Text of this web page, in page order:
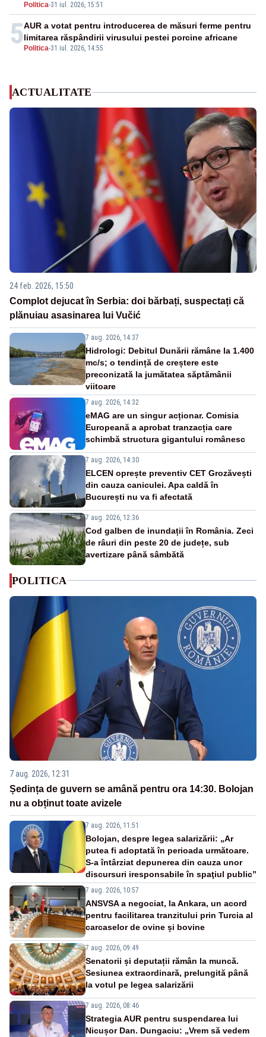
Politica-31 iul. 2026, 15:51
financiare
5 Politica-31 iul. 2026, 14:55
AUR a votat pentru introducerea de măsuri ferme pentru
limitarea răspândirii virusului pestei porcine africane
ACTUALITATE
24 feb. 2026, 15:50
Complot dejucat în Serbia: doi bărbați, suspectați că
plănuiau asasinarea lui Vučić
7 aug. 2026, 14:37
Hidrologi: Debitul Dunării rămâne la 1.400
mc/s; o tendință de creștere este
preconizată la jumătatea săptămânii
viitoare
7 aug. 2026, 14:32
eMAG are un singur acționar. Comisia
Europeană a aprobat tranzacția care
schimbă structura gigantului românesc
7 aug. 2026, 14:30
ELCEN oprește preventiv CET Grozăvești
din cauza caniculei. Apa caldă în
București nu va fi afectată
7 aug. 2026, 12:36
Cod galben de inundații în România. Zeci
de râuri din peste 20 de județe, sub
avertizare până sâmbătă
POLITICA
7 aug. 2026, 12:31
Ședința de guvern se amână pentru ora 14:30. Bolojan
nu a obținut toate avizele
7 aug. 2026, 11:51
Bolojan, despre legea salarizării: „Ar
putea fi adoptată în perioada următoare.
S-a întârziat depunerea din cauza unor
discursuri iresponsabile în spaţiul public”
7 aug. 2026, 10:57
ANSVSA a negociat, la Ankara, un acord
pentru facilitarea tranzitului prin Turcia al
carcaselor de ovine și bovine
7 aug. 2026, 09:49
Senatorii și deputații rămân la muncă.
Sesiunea extraordinară, prelungită până
la votul pe legea salarizării
7 aug. 2026, 08:46
Strategia AUR pentru suspendarea lui
Nicușor Dan. Dungaciu: „Vrem să vedem